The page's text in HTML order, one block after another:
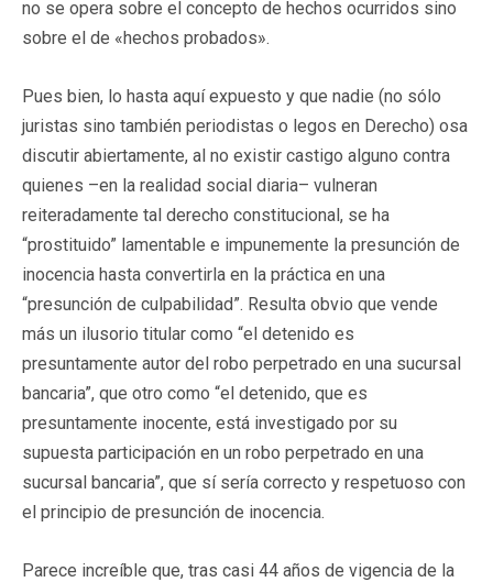
no se opera sobre el concepto de hechos ocurridos sino
sobre el de «hechos probados».
Pues bien, lo hasta aquí expuesto y que nadie (no sólo
juristas sino también periodistas o legos en Derecho) osa
discutir abiertamente, al no existir castigo alguno contra
quienes –en la realidad social diaria– vulneran
reiteradamente tal derecho constitucional, se ha
“prostituido” lamentable e impunemente la presunción de
inocencia hasta convertirla en la práctica en una
“presunción de culpabilidad”. Resulta obvio que vende
más un ilusorio titular como “el detenido es
presuntamente autor del robo perpetrado en una sucursal
bancaria”, que otro como “el detenido, que es
presuntamente inocente, está investigado por su
supuesta participación en un robo perpetrado en una
sucursal bancaria”, que sí sería correcto y respetuoso con
el principio de presunción de inocencia.
Parece increíble que, tras casi 44 años de vigencia de la